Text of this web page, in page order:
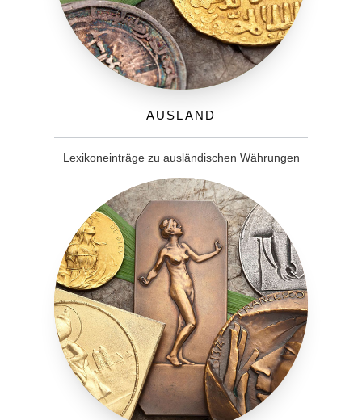
Ausland
Lexikoneinträge zu ausländischen Währungen